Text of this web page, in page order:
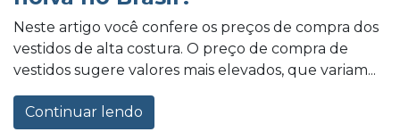
Neste artigo você confere os preços de compra dos
vestidos de alta costura. O preço de compra de
vestidos sugere valores mais elevados, que variam...
Continuar lendo